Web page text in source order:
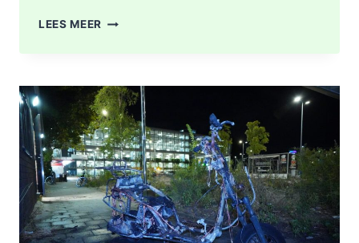
LEES MEER BRAND
WONING
TIJDENS
WERKZAAMHEDEN
AAN
LIEVEN
DE
KEYSTRAAT
IN
ROTTERDAM